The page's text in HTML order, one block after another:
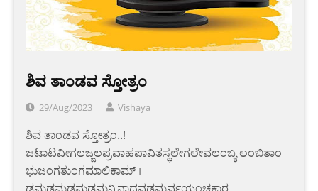
ಶಿವ ತಾಂಡವ ಸ್ತೋತ್ರಂ
29/Aug/2023 Vishaya
ಶಿವ ತಾಂಡವ ಸ್ತೋತ್ರಂ..!
ಜಟಾಟವೀಗಲಜ್ಜಲಪ್ರವಾಹಪಾವಿತಸ್ಥಲೇಗಲೇವಲಂಬ್ಯ ಲಂಬಿತಾಂ
ಭುಜಂಗತುಂಗಮಾಲಿಕಾಮ್ ।